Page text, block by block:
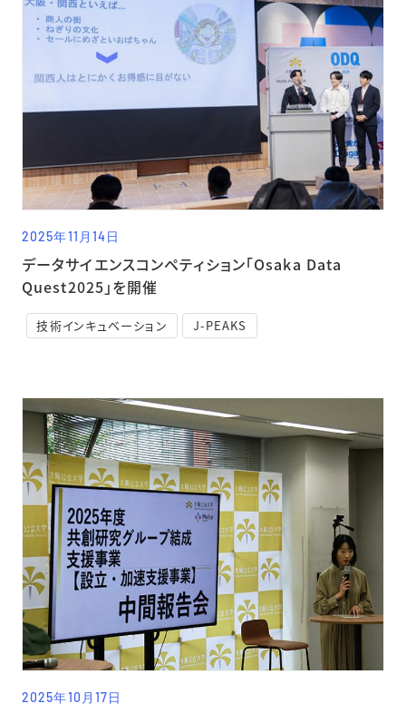
2025年11月14日
技術インキュベーション J-PEAKS
データサイエンスコンペティション「Osaka Data
Quest2025」を開催
2025年10月17日